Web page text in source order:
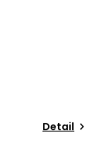
Detail